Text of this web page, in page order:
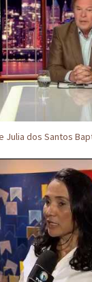
Julia dos Santos